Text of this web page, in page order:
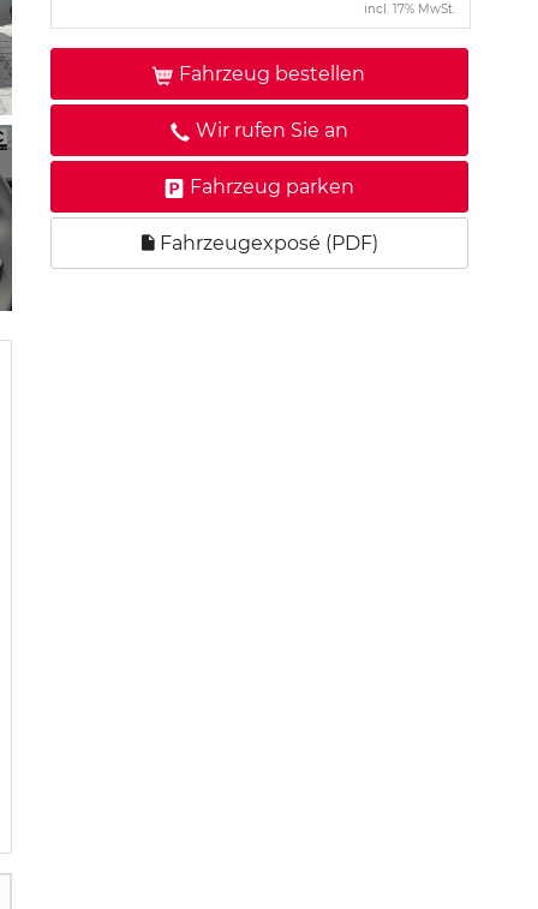
incl. 17% MwSt.
Fahrzeug bestellen
Wir rufen Sie an
Fahrzeug parken
Fahrzeugexposé (PDF)